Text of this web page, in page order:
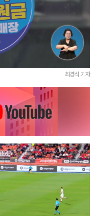
최경식 기자